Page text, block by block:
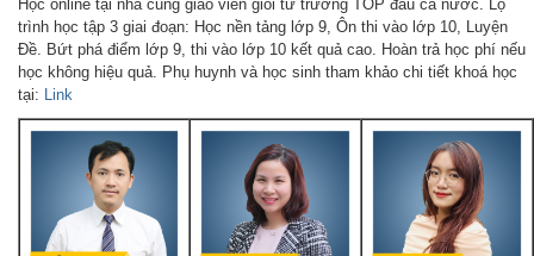
Học online tại nhà cũng giáo viên giỏi từ trường TOP đầu cả nước. Lộ
trình học tập 3 giai đoạn: Học nền tảng lớp 9, Ôn thi vào lớp 10, Luyện
Đề. Bứt phá điểm lớp 9, thi vào lớp 10 kết quả cao. Hoàn trả học phí nếu
học không hiệu quả. Phụ huynh và học sinh tham khảo chi tiết khoá học
tại: Link